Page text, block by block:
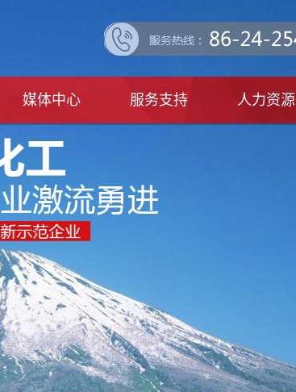
媒体中心
公司新闻
行业新闻
展会活动
服务支持 人力资源